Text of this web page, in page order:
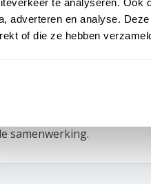
adverteren en analyse.
of die ze hebben
aankomst het
zetten direct de juiste
locatie verzorgd en
samenwerking.